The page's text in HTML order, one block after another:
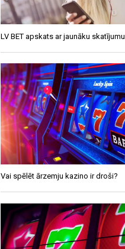
LV BET apskats ar jaunāku skatījumu
Vai spēlēt ārzemju kazino ir droši?